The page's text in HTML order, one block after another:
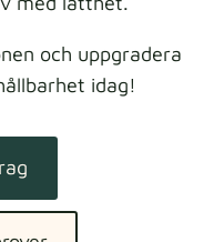
och uppgradera
idag!